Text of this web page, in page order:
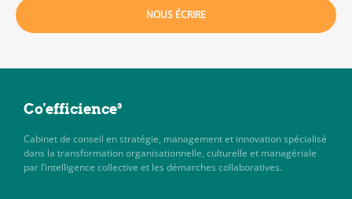
NOUS ÉCRIRE
Co'efficience³
Cabinet de conseil en stratégie, management et innovation spécialisé
dans la transformation organisationnelle, culturelle et managériale
par l’intelligence collective et les démarches collaboratives.